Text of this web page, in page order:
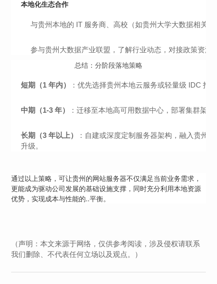
本地化生态合作
与贵州本地的 IT 服务商、高校（如贵州大学大数据相关
参与贵州大数据产业联盟，了解行业动态，对接政策资源
总结：分阶段落地策略
短期（1 年内） ：优先选择贵州本地云服务或轻量级 IDC 托
中期（1-3 年） ：迁移至本地高可用数据中心，部署集群架
长期（3 年以上）
：自建或深度定制服务器架构，融入贵州
升级。
通过以上策略，可让贵州的网站服务器不仅满足当前业务需求，
更能成为驱动公司发展的基础设施支撑，同时充分利用本地资源
优势，实现成本与性能的..平衡。
（声明：本文来源于网络，仅供参考阅读，涉及侵权请联系
我们删除、不代表任何立场以及观点。）